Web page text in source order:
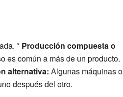
* Producción compuesta o
es común a más de un producto.
alternativa: Algunas máquinas o
después del otro.